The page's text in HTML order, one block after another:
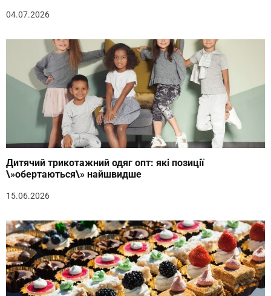
04.07.2026
Дитячий трикотажний одяг опт: які позиції
\»обертаються\» найшвидше
15.06.2026